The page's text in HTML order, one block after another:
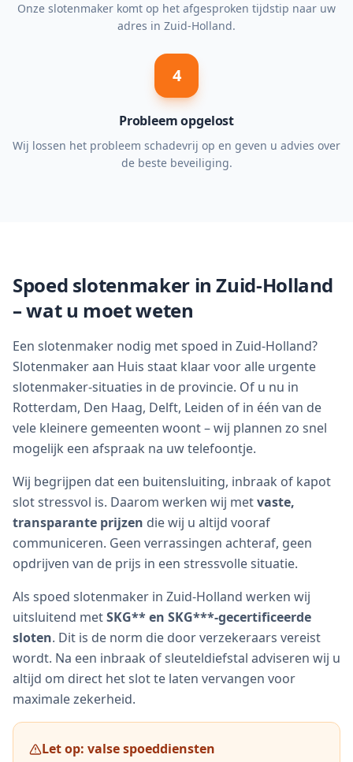
Onze slotenmaker komt op het afgesproken tijdstip naar uw
adres in Zuid-Holland.
4
Probleem opgelost
Wij lossen het probleem schadevrij op en geven u advies over
de beste beveiliging.
Spoed slotenmaker in Zuid-Holland
– wat u moet weten
Een slotenmaker nodig met spoed in Zuid-Holland?
Slotenmaker aan Huis staat klaar voor alle urgente
slotenmaker-situaties in de provincie. Of u nu in
Rotterdam, Den Haag, Delft, Leiden of in één van de
vele kleinere gemeenten woont – wij plannen zo snel
mogelijk een afspraak na uw telefoontje.
Wij begrijpen dat een buitensluiting, inbraak of kapot
slot stressvol is. Daarom werken wij metvaste,
transparante prijzen die wij u altijd vooraf
communiceren. Geen verrassingen achteraf, geen
opdrijven van de prijs in een stressvolle situatie.
Als spoed slotenmaker in Zuid-Holland werken wij
uitsluitend metSKG** en SKG***-gecertificeerde
sloten. Dit is de norm die door verzekeraars vereist
wordt. Na een inbraak of sleuteldiefstal adviseren wij u
altijd om direct het slot te laten vervangen voor
maximale zekerheid.
Let op: valse spoeddiensten